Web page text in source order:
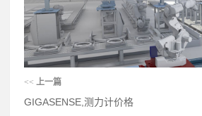
<< 上一篇
GIGASENSE,测力计价格